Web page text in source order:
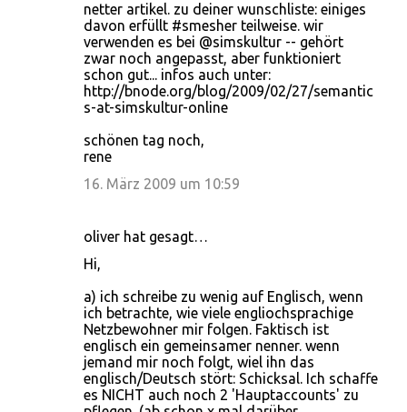
netter artikel. zu deiner wunschliste: einiges
davon erfüllt #smesher teilweise. wir
verwenden es bei @simskultur -- gehört
zwar noch angepasst, aber funktioniert
schon gut... infos auch unter:
http://bnode.org/blog/2009/02/27/semantic
s-at-simskultur-online
schönen tag noch,
rene
16. März 2009 um 10:59
oliver hat gesagt…
Hi,
a) ich schreibe zu wenig auf Englisch, wenn
ich betrachte, wie viele engliochsprachige
Netzbewohner mir folgen. Faktisch ist
englisch ein gemeinsamer nenner. wenn
jemand mir noch folgt, wiel ihn das
englisch/Deutsch stört: Schicksal. Ich schaffe
es NICHT auch noch 2 'Hauptaccounts' zu